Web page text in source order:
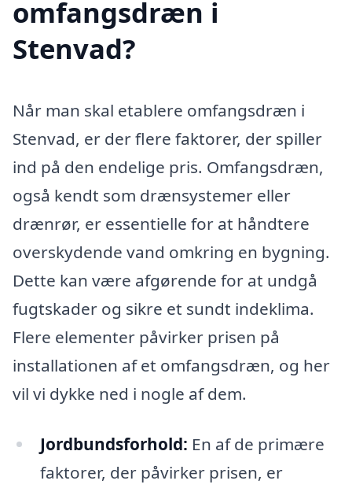
omfangsdræn i
Stenvad?
Når man skal etablere omfangsdræn i
Stenvad, er der flere faktorer, der spiller
ind på den endelige pris. Omfangsdræn,
også kendt som drænsystemer eller
drænrør, er essentielle for at håndtere
overskydende vand omkring en bygning.
Dette kan være afgørende for at undgå
fugtskader og sikre et sundt indeklima.
Flere elementer påvirker prisen på
installationen af et omfangsdræn, og her
vil vi dykke ned i nogle af dem.
Jordbundsforhold: En af de primære
faktorer, der påvirker prisen, er